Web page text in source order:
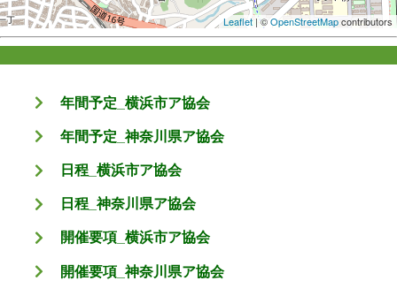
Leaflet | ©OpenStreetMapcontributors
年間予定_横浜市ア協会
年間予定_神奈川県ア協会
日程_横浜市ア協会
日程_神奈川県ア協会
開催要項_横浜市ア協会
開催要項_神奈川県ア協会